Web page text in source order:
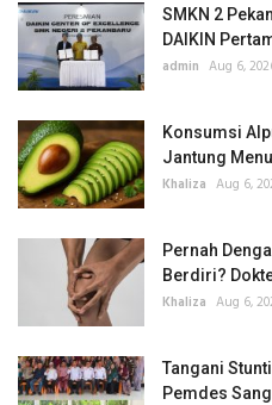
SMKN 2
DAIKIN
admin Aug 6,
Konsumsi
Jantung
Khaliza Aug 6,
Pernah
Berdiri?
Khaliza Aug 6,
Tangani
Pemdes